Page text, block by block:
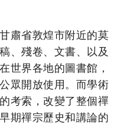
肅省敦煌市附近的莫
、殘卷、文書、以及
世界各地的圖書館，
眾開放使用。而學術
考索，改變了整個禪
期禪宗歷史和講論的